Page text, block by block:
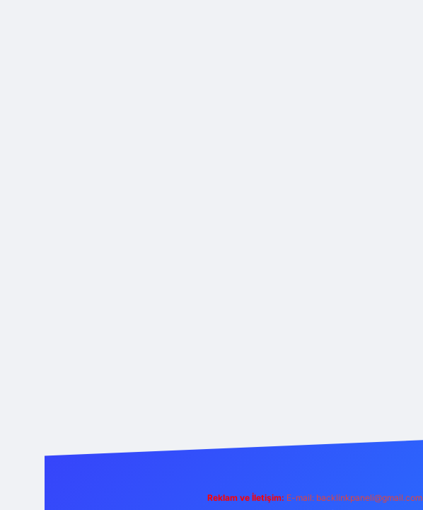
Reklam ve İletişim: E-mail: backlinkpaneli@gmail.com